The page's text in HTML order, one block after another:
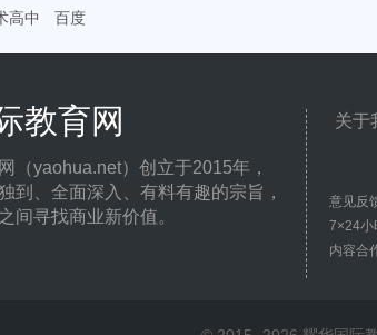
高中 百度
教育网
（yaohua.net）创立于2015年，
到、全面深入、有料有趣的宗旨，
间寻找商业新价值。
关于
意见反
7×24小
内容合